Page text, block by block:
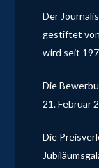
Der
gestiftet
wird seit
Die
21. Februar
Die